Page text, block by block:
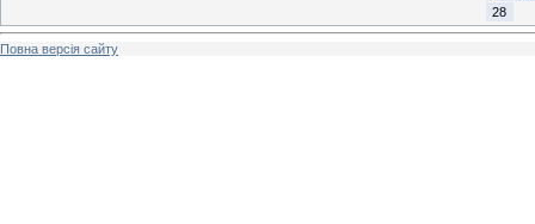
28
Повна версія сайту